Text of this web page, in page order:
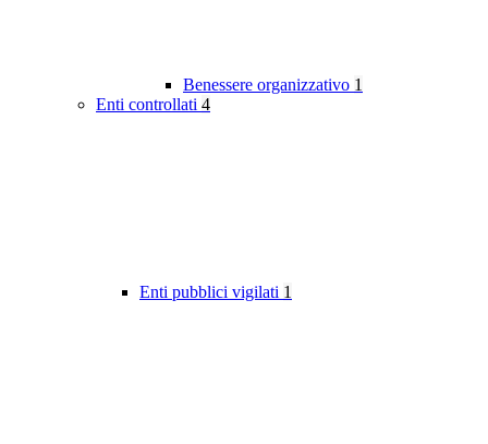
Benessere organizzativo 1
Enti controllati 4
Enti pubblici vigilati 1